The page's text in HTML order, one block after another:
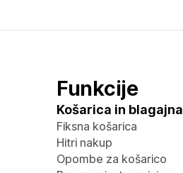
Funkcije
Košarica in blagajna
Fiksna košarica
Hitri nakup
Opombe za košarico